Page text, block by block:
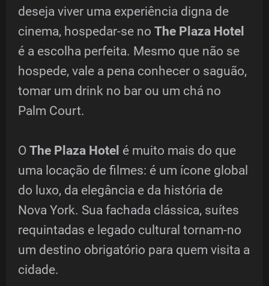
deseja viver uma experiência digna de
cinema, hospedar-se no The Plaza Hotel
é a escolha perfeita. Mesmo que não se
hospede, vale a pena conhecer o saguão,
tomar um drink no bar ou um chá no
Palm Court.
O The Plaza Hotel é muito mais do que
uma locação de filmes: é um ícone global
do luxo, da elegância e da história de
Nova York. Sua fachada clássica, suítes
requintadas e legado cultural tornam-no
um destino obrigatório para quem visita a
cidade.